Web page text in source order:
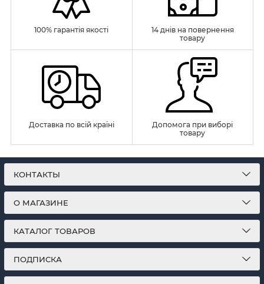
100% гарантія якості
14 днів на повернення
товару
Доставка по всій країні
Допомога при виборі
товару
КОНТАКТЫ
О МАГАЗИНЕ
КАТАЛОГ ТОВАРОВ
ПОДПИСКА